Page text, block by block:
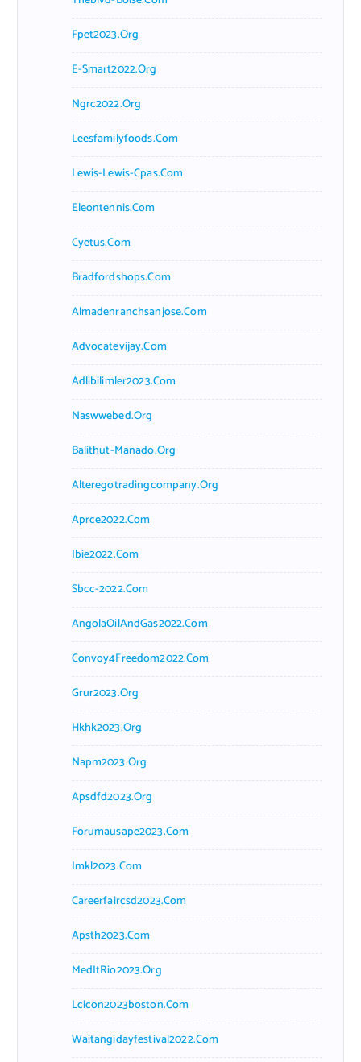
Fpet2023.org
E-Smart2022.org
Ngrc2022.org
Leesfamilyfoods.com
Lewis-Lewis-Cpas.com
Eleontennis.com
Cyetus.com
Bradfordshops.com
Almadenranchsanjose.com
Advocatevijay.com
Adlibilimler2023.com
Naswwebed.org
Balithut-Manado.org
Alteregotradingcompany.org
Aprce2022.com
Ibie2022.com
Sbcc-2022.com
AngolaOilAndGas2022.com
Convoy4Freedom2022.com
Grur2023.org
Hkhk2023.org
Napm2023.org
Apsdfd2023.org
Forumausape2023.com
Imkl2023.com
Careerfaircsd2023.com
Apsth2023.com
MedItRio2023.org
Lcicon2023boston.com
Waitangidayfestival2022.com